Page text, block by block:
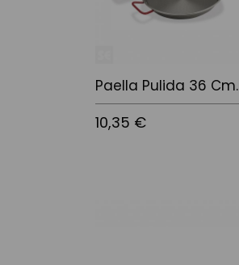
Paella Pulida 36 Cm.
10,35 €